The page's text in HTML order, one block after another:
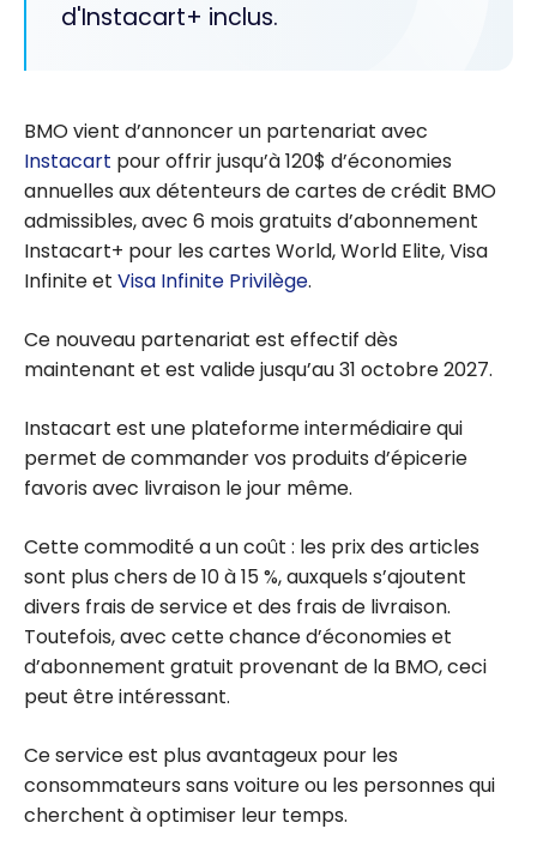
d'Instacart+ inclus.
BMO vient d’annoncer un partenariat avec
Instacart pour offrir jusqu’à 120$ d’économies
annuelles aux détenteurs de cartes de crédit BMO
admissibles, avec 6 mois gratuits d’abonnement
Instacart+ pour les cartes World, World Elite, Visa
Infinite et Visa Infinite Privilège.
Ce nouveau partenariat est effectif dès
maintenant et est valide jusqu’au 31 octobre 2027.
Instacart est une plateforme intermédiaire qui
permet de commander vos produits d’épicerie
favoris avec livraison le jour même.
Cette commodité a un coût : les prix des articles
sont plus chers de 10 à 15 %, auxquels s’ajoutent
divers frais de service et des frais de livraison.
Toutefois, avec cette chance d’économies et
d’abonnement gratuit provenant de la BMO, ceci
peut être intéressant.
Ce service est plus avantageux pour les
consommateurs sans voiture ou les personnes qui
cherchent à optimiser leur temps.